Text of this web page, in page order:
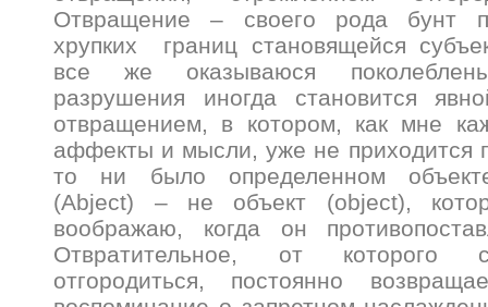
Отвращение – своего рода бунт
хрупких границ становящейся
все же оказываюся
разрушения иногда становится
отвращением, в котором, как мне
аффекты и мысли, уже не приходится
то ни было определенном
(Abject) – не объект (object),
воображаю, когда он
Отвратительное, от которого
отгородиться, постоянно